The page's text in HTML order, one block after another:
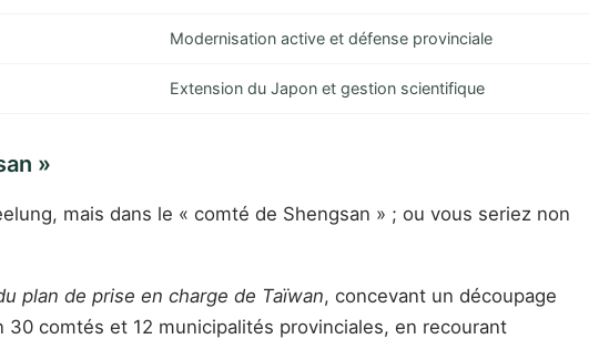
Modernisation active et défense provinciale
Extension du Japon et gestion scientifique
»
mais dans le « comté de Shengsan » ; ou vous seriez non
plan de prise en charge de Taïwan, concevant un découpage
30 comtés et 12 municipalités provinciales, en recourant